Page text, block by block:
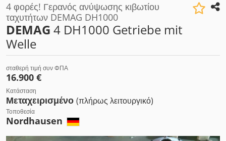
4 φορές! Γερανός ανύψωσης κιβωτίου
ταχυτήτων DEMAG DH1000
DEMAG 4 DH1000 Getriebe mit
Welle
σταθερή τιμή συν ΦΠΑ
16.900 €
Κατάσταση
Μεταχειρισμένο (πλήρως λειτουργικό)
Τοποθεσία
Nordhausen